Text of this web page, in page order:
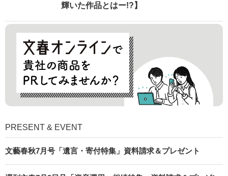
輝いた作品とはー!?】
PRESENT & EVENT
文藝春秋7月号「遺言・寄付特集」資料請求＆プレゼント